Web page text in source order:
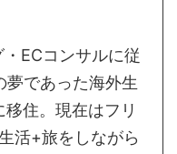
ECコンサルに従
夢であった海外生
住。現在はフリ
活+旅をしながら